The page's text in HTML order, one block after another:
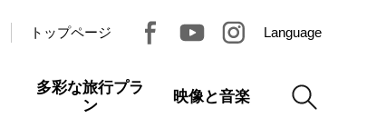
トップページ Language
多彩な旅行プラ
ン
映像と音楽